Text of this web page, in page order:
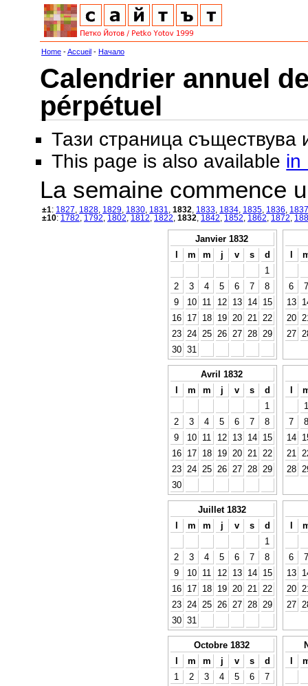
Home -Accueil - Начало
Calendrier annuel
pérpétuel
Тази страница съществува
This page is also available in
La semaine commence
±1: 1827 1828 1829 1830 1831 1832 1833 1834 1835 1836
1837
±10: 1782 1792 1802 1812 1822 1832 1842 1852 1862 1872
Janvier 1832
l
m m j v s
d
1
2
3 4 5 6 7
8
9
10 11 12 13 14
15
16
17 18 19 20 21
22
23
24 25 26 27 28
29
30 31
l
6
7
13
20
27
Avril 1832
l
m m j v s
d
1
2
3 4 5 6 7
8
9
10 11 12 13 14
15
16
17 18 19 20 21
22
23
24 25 26 27 28
29
30
l
1
7
8
14
21
28
Juillet 1832
l
m m j v s
d
1
2
3 4 5 6 7
8
9
10 11 12 13 14
15
16
17 18 19 20 21
22
23
24 25 26 27 28
29
30 31
l
6
7
13
20
27
Octobre 1832
l
m m j v s
d
1
2 3 4 5 6
7
l